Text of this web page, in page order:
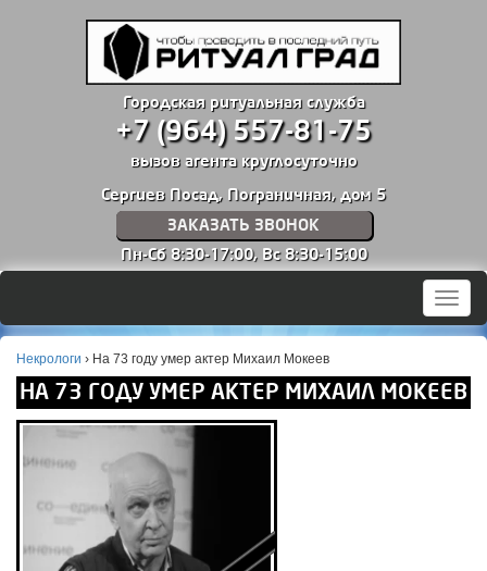
Городская ритуальная служба
+7 (964) 557-81-75
вызов агента круглосуточно
Сергиев Посад, Пограничная, дом 5
ЗАКАЗАТЬ ЗВОНОК
Пн-Сб 8:30-17:00, Вс 8:30-15:00
Меню
Некрологи › На 73 году умер актер Михаил Мокеев
НА 73 ГОДУ УМЕР АКТЕР МИХАИЛ МОКЕЕВ